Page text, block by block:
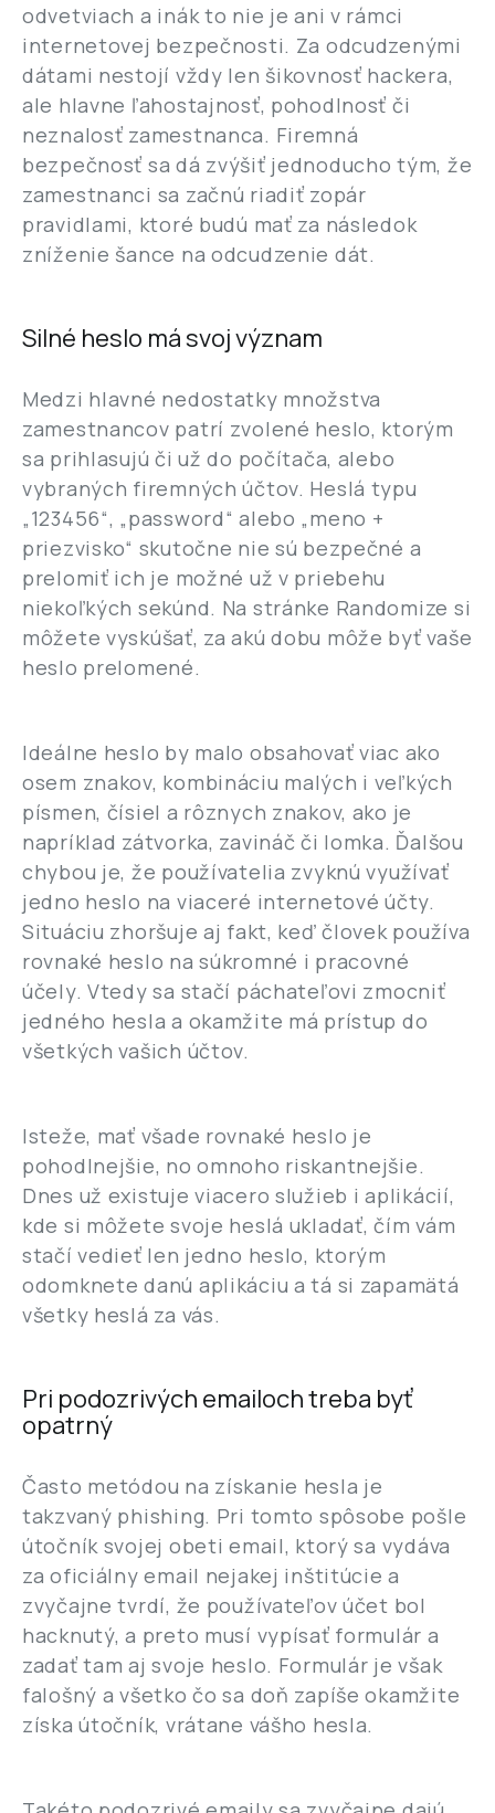
odvetviach a inák to nie je ani v rámci
internetovej bezpečnosti. Za odcudzenými
dátami nestojí vždy len šikovnosť hackera,
ale hlavne ľahostajnosť, pohodlnosť či
neznalosť zamestnanca. Firemná
bezpečnosť sa dá zvýšiť jednoducho tým, že
zamestnanci sa začnú riadiť zopár
pravidlami, ktoré budú mať za následok
zníženie šance na odcudzenie dát.
Silné heslo má svoj význam
Medzi hlavné nedostatky množstva
zamestnancov patrí zvolené heslo, ktorým
sa prihlasujú či už do počítača, alebo
vybraných firemných účtov. Heslá typu
„123456“, „password“ alebo „meno +
priezvisko“ skutočne nie sú bezpečné a
prelomiť ich je možné už v priebehu
niekoľkých sekúnd. Na stránke Randomize si
môžete vyskúšať, za akú dobu môže byť vaše
heslo prelomené.
Ideálne heslo by malo obsahovať viac ako
osem znakov, kombináciu malých i veľkých
písmen, čísiel a rôznych znakov, ako je
napríklad zátvorka, zavináč či lomka. Ďalšou
chybou je, že používatelia zvyknú využívať
jedno heslo na viaceré internetové účty.
Situáciu zhoršuje aj fakt, keď človek používa
rovnaké heslo na súkromné i pracovné
účely. Vtedy sa stačí páchateľovi zmocniť
jedného hesla a okamžite má prístup do
všetkých vašich účtov.
Isteže, mať všade rovnaké heslo je
pohodlnejšie, no omnoho riskantnejšie.
Dnes už existuje viacero služieb i aplikácií,
kde si môžete svoje heslá ukladať, čím vám
stačí vedieť len jedno heslo, ktorým
odomknete danú aplikáciu a tá si zapamätá
všetky heslá za vás.
Pri podozrivých emailoch treba byť
opatrný
Často metódou na získanie hesla je
takzvaný phishing. Pri tomto spôsobe pošle
útočník svojej obeti email, ktorý sa vydáva
za oficiálny email nejakej inštitúcie a
zvyčajne tvrdí, že používateľov účet bol
hacknutý, a preto musí vypísať formulár a
zadať tam aj svoje heslo. Formulár je však
falošný a všetko čo sa doň zapíše okamžite
získa útočník, vrátane vášho hesla.